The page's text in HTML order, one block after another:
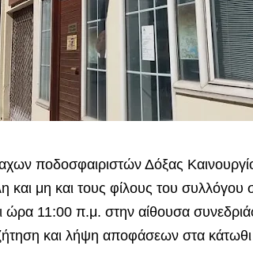
ποδοσφαιριστών Δόξας
και μη και τους φίλους του συλλόγου
ώρα 11:00 π.μ. στην αίθουσα
και λήψη αποφάσεων στα